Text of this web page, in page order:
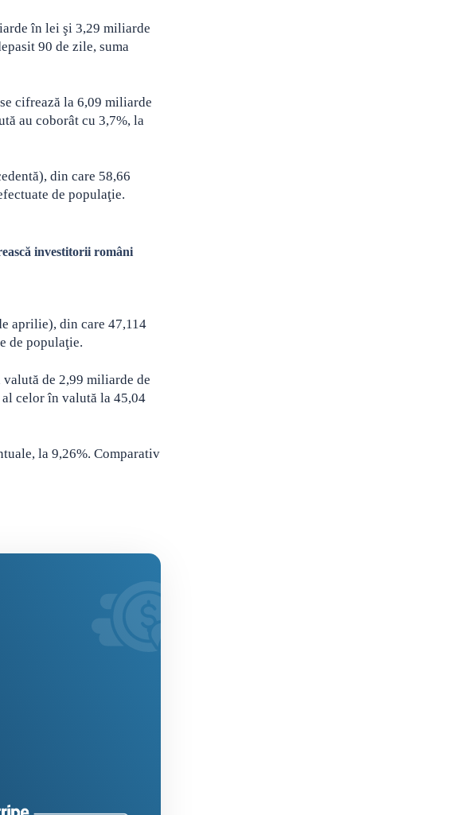
în lei şi 3,29 miliarde
90 de zile, suma
cifrează la 6,09 miliarde
au coborât cu 3,7%, la
din care 58,66
de populaţie.
investitorii români
aprilie), din care 47,114
de populaţie.
de 2,99 miliarde de
celor în valută la 45,04
la 9,26%. Comparativ